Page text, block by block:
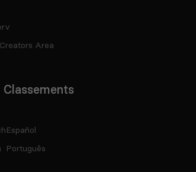
Area
Classements
Español
Português